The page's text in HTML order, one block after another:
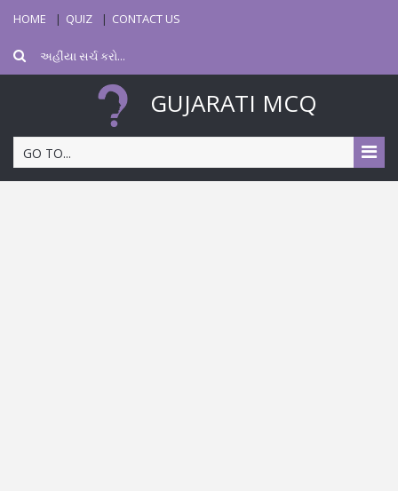
HOME QUIZ CONTACT US
GUJARATI MCQ
GO TO...